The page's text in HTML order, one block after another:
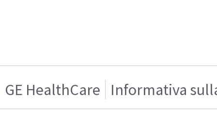
GE HealthCare Informativa